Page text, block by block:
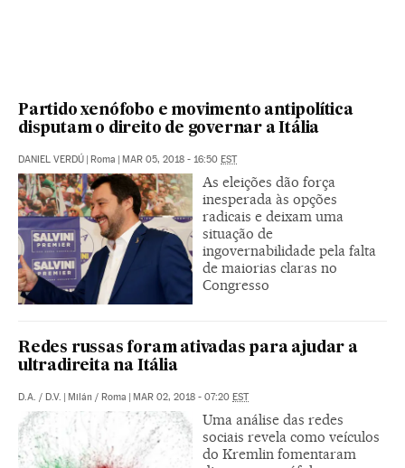
Partido xenófobo e movimento antipolítica
disputam o direito de governar a Itália
DANIEL VERDÚ | Roma | MAR 05, 2018 - 16:50 EST
As eleições dão força
inesperada às opções
radicais e deixam uma
situação de
ingovernabilidade pela falta
de maiorias claras no
Congresso
Redes russas foram ativadas para ajudar a
ultradireita na Itália
D.A. / D.V. | Milán / Roma | MAR 02, 2018 - 07:20 EST
Uma análise das redes
sociais revela como veículos
do Kremlin fomentaram